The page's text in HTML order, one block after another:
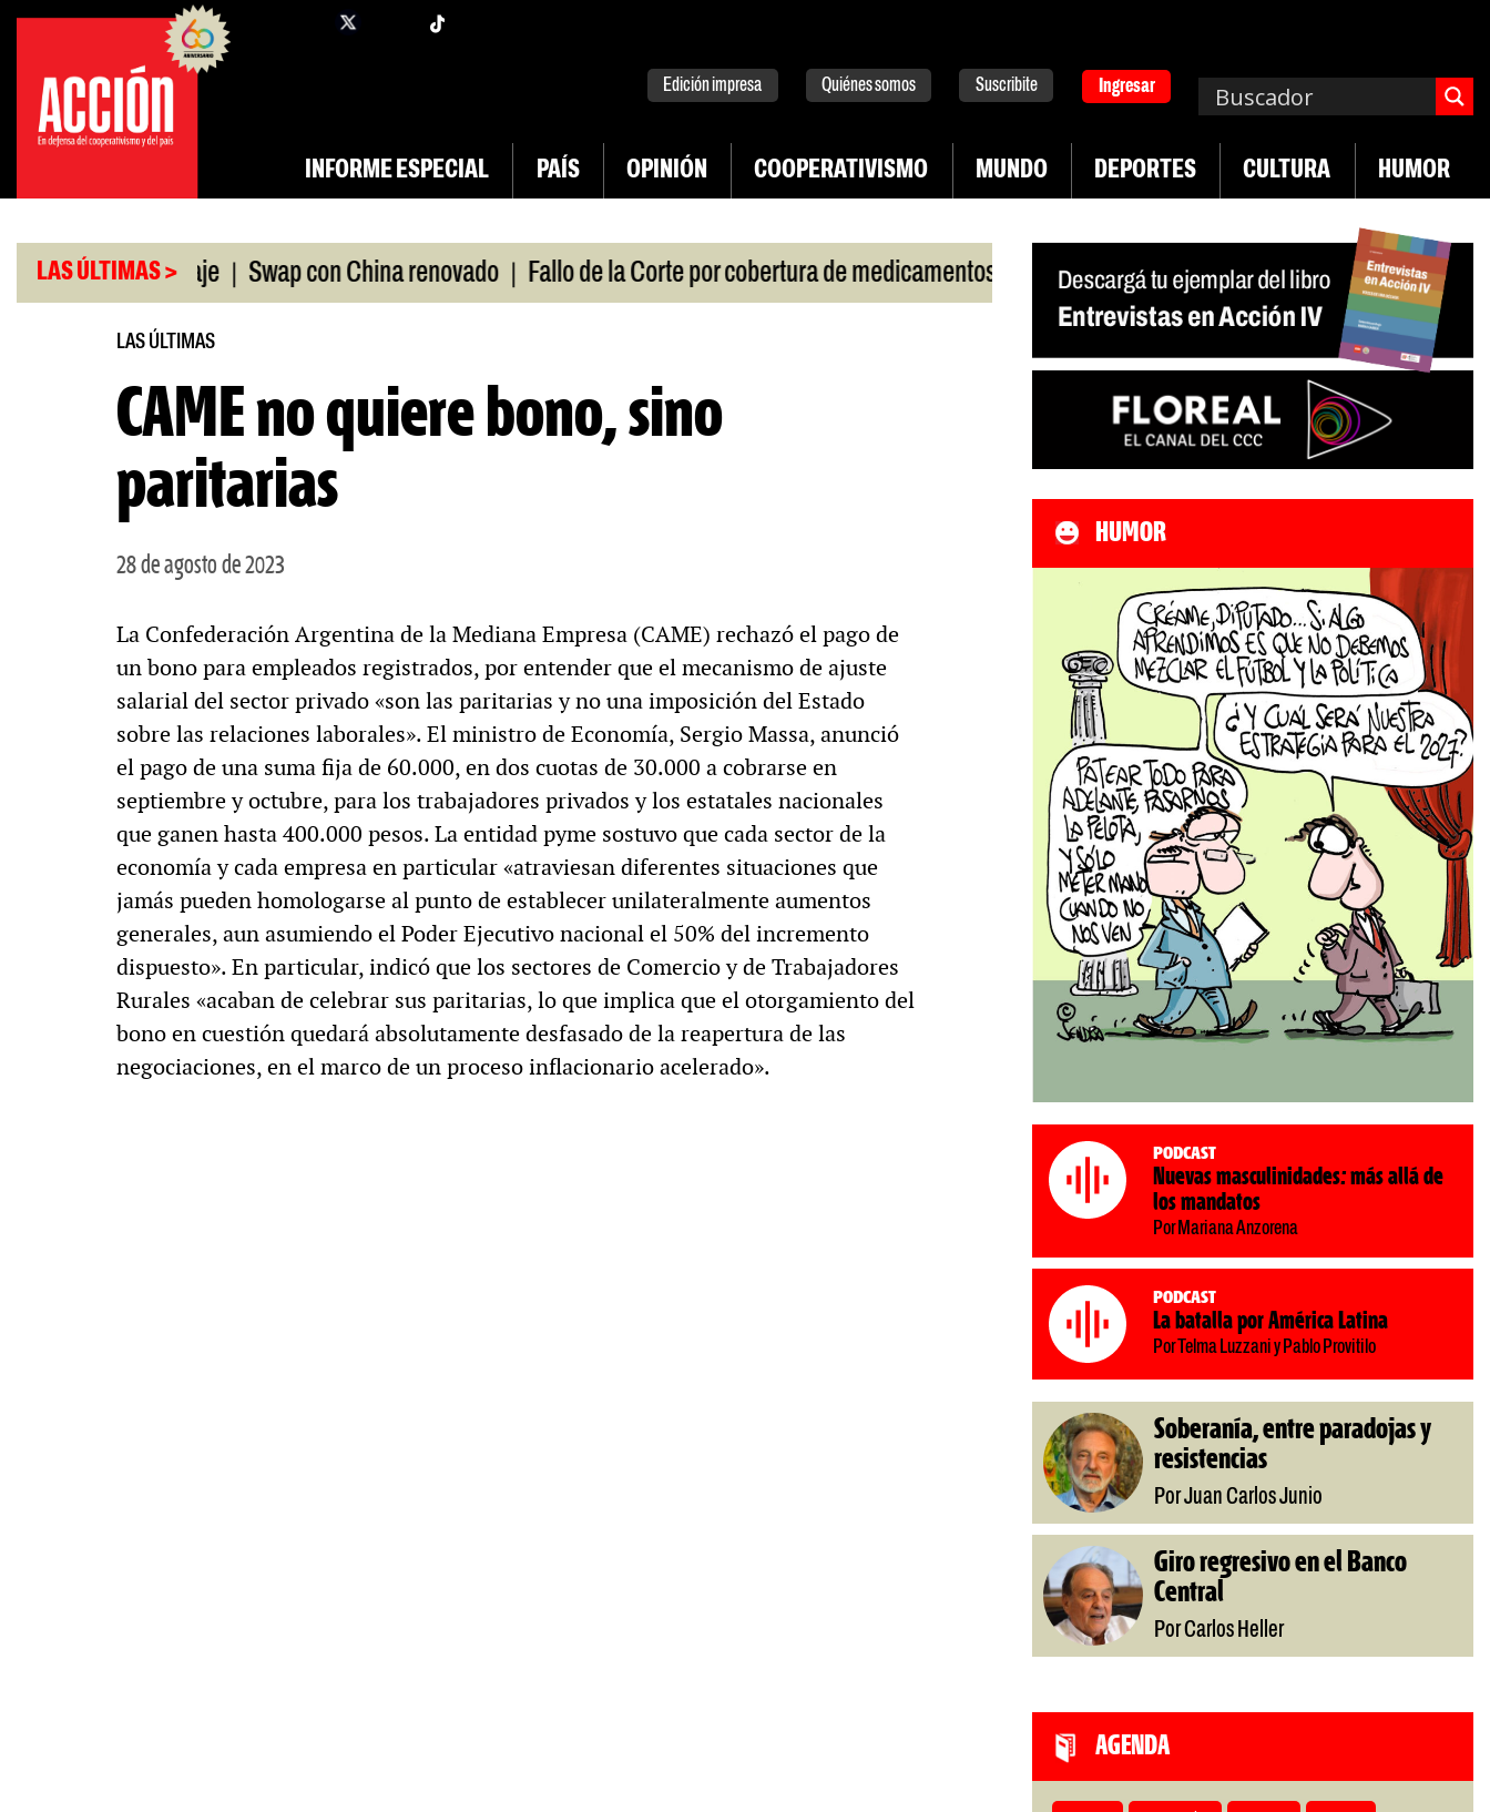
Saltar
contenido
facebook
Edición impresa Quiénes somos Suscribite Ingresar
INFORME ESPECIAL PAÍS OPINIÓN COOPERATIVISMO MUNDO DEPORTES CULTURA HUMOR
LAS ÚLTIMAS >
ANDIS, a peritaje Swap con China renovado | Fallo de la Corte por cobertura de medicamentos | Uruguay frente a crisis diplomática Argentina-Brasil
LAS ÚLTIMAS
CAME no quiere bono, sino
paritarias
28 de agosto de 2023
La Confederación Argentina de la Mediana Empresa (CAME) rechazó el pago de
un bono para empleados registrados, por entender que el mecanismo de ajuste
salarial del sector privado «son las paritarias y no una imposición del Estado
sobre las relaciones laborales». El ministro de Economía, Sergio Massa, anunció
el pago de una suma fija de 60.000, en dos cuotas de 30.000 a cobrarse en
septiembre y octubre, para los trabajadores privados y los estatales nacionales
que ganen hasta 400.000 pesos. La entidad pyme sostuvo que cada sector de la
economía y cada empresa en particular «atraviesan diferentes situaciones que
jamás pueden homologarse al punto de establecer unilateralmente aumentos
generales, aun asumiendo el Poder Ejecutivo nacional el 50% del incremento
dispuesto». En particular, indicó que los sectores de Comercio y de Trabajadores
Rurales «acaban de celebrar sus paritarias, lo que implica que el otorgamiento del
bono en cuestión quedará absolutamente desfasado de la reapertura de las
negociaciones, en el marco de un proceso inflacionario acelerado».
HUMOR
Podcast
Nuevas masculinidades: más allá de
los mandatos
Por Mariana Anzorena
Podcast
La batalla por América Latina
Por Telma Luzzani y Pablo Provitilo
Soberanía, entre paradojas y
resistencias
Por Juan Carlos Junio
Giro regresivo en el Banco
Central
Por Carlos Heller
AGENDA